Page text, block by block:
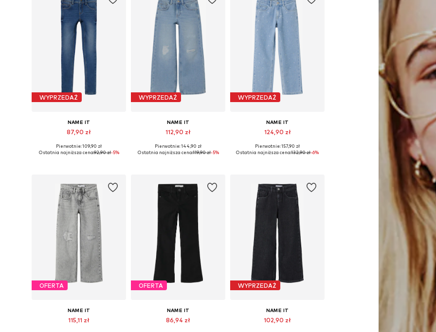
WYPRZEDAŻ
NAME IT
87,90 zł
Dostępne w różnych rozmiarach
Pierwotnie: 109,90 zł
Ostatnia najniższa cena:92,90 zł-5%
WYPRZEDAŻ
NAME IT
112,90 zł
Dostępne w różnych rozmiarach
Pierwotnie: 144,90 zł
Ostatnia najniższa cena:119,90 zł-5%
WYPRZEDAŻ
NAME IT
124,90 zł
Dostępne w różnych rozmiarach
Pierwotnie: 157,90 zł
Ostatnia najniższa cena:132,90 zł-6%
OFERTA
NAME IT
115,11 zł
OFERTA
NAME IT
86,94 zł
WYPRZEDAŻ
NAME IT
102,90 zł